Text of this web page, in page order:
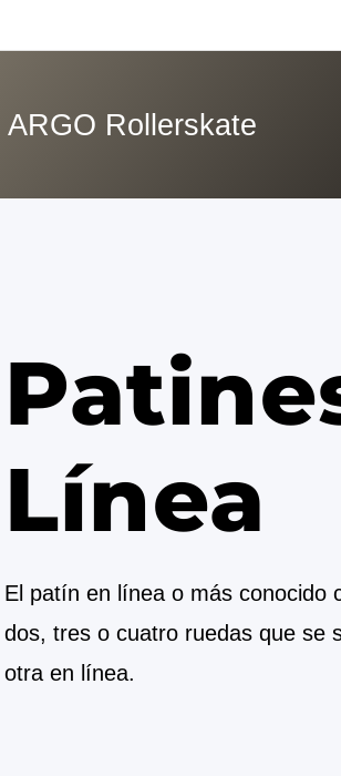
ARGO Rollerskate
Línea
El patín en línea o más conocido
dos, tres o cuatro ruedas que se
otra en línea.